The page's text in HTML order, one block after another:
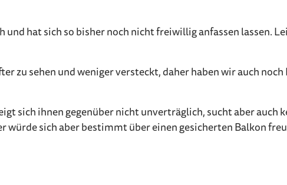
hat sich so bisher noch nicht freiwillig anfassen lassen.
zu sehen und weniger versteckt, daher haben wir auch noch
sich ihnen gegenüber nicht unverträglich, sucht aber auch
sich aber bestimmt über einen gesicherten Balkon